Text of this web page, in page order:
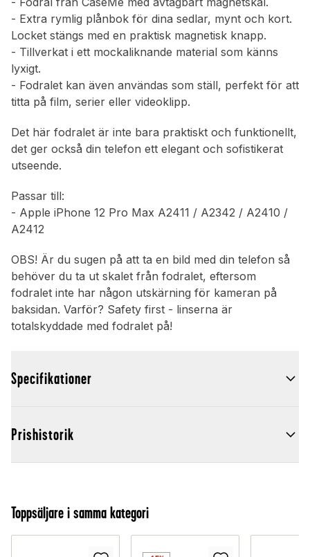
- Extra rymlig plånbok för dina sedlar, mynt och kort.
Locket stängs med en praktisk magnetisk knapp.
- Tillverkat i ett mockaliknande material som känns
lyxigt.
- Fodralet kan även användas som ställ, perfekt för att
titta på film, serier eller videoklipp.
Det här fodralet är inte bara praktiskt och funktionellt,
det ger också din telefon ett elegant och sofistikerat
utseende.
Passar till:
- Apple iPhone 12 Pro Max A2411 / A2342 / A2410 /
A2412
OBS! Är du sugen på att ta en bild med din telefon så
behöver du ta ut skalet från fodralet, eftersom
fodralet inte har någon utskärning för kameran på
baksidan. Varför? Safety first - linserna är
totalskyddade med fodralet på!
Specifikationer
Prishistorik
Toppsäljare i samma kategori